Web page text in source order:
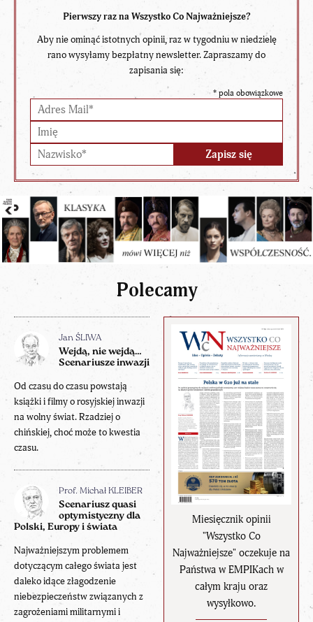
Pierwszy raz na Wszystko Co Najważniejsze?
Aby nie ominąć istotnych opinii, raz w tygodniu w niedzielę
rano wysyłamy bezpłatny newsletter. Zapraszamy do
zapisania się:
* pola obowiązkowe
Polecamy
Miesięcznik opinii
"Wszystko Co
Najważniejsze" oczekuje na
Państwa w EMPIKach w
całym kraju oraz
wysyłkowo.
Jan ŚLIWA
Wejdą, nie wejdą…
Scenariusze inwazji
Od czasu do czasu powstają
książki i filmy o rosyjskiej inwazji
na wolny świat. Rzadziej o
chińskiej, choć może to kwestia
czasu.
Prof. Michał KLEIBER
Scenariusz quasi
optymistyczny dla
Polski, Europy i świata
Najważniejszym problemem
dotyczącym całego świata jest
daleko idące złagodzenie
niebezpieczeństw związanych z
zagrożeniami militarnymi i